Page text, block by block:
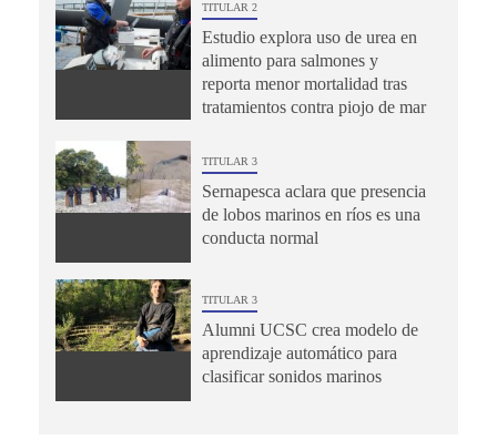
TITULAR 2
Estudio explora uso de urea en
alimento para salmones y
reporta menor mortalidad tras
tratamientos contra piojo de mar
TITULAR 3
Sernapesca aclara que presencia
de lobos marinos en ríos es una
conducta normal
TITULAR 3
Alumni UCSC crea modelo de
aprendizaje automático para
clasificar sonidos marinos